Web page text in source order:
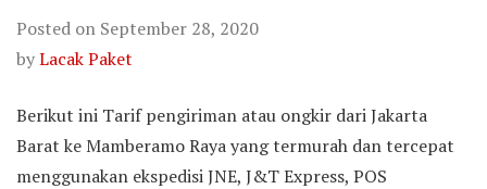
Posted on September 28, 2020
byLacak Paket
Berikut ini Tarif pengiriman atau ongkir dari Jakarta
Barat ke Mamberamo Raya yang termurah dan tercepat
menggunakan ekspedisi JNE, J&T Express, POS